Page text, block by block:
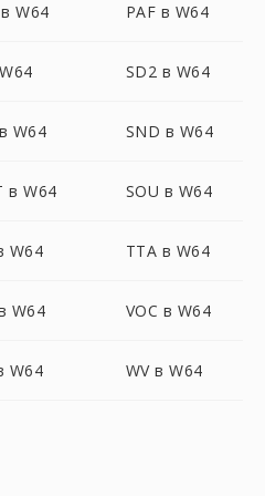
W64 PAF в W64
SD2 в W64
W64 SND в W64
в W64 SOU в W64
W64 TTA в W64
W64 VOC в W64
W64 WV в W64